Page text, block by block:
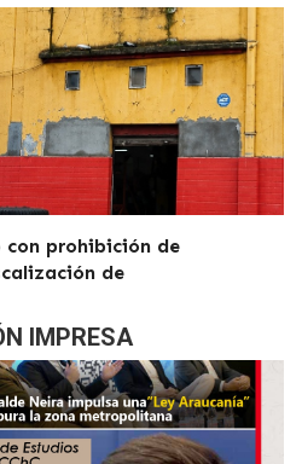
con prohibición de
de
IMPRESA